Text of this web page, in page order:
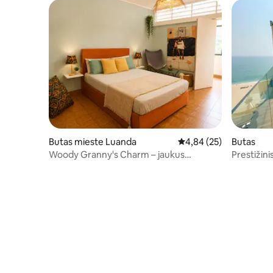
Butas mieste Luanda Vidutinis įvertinimas:
4,84 (25)
Woody Granny's Charm – jaukus
Butas